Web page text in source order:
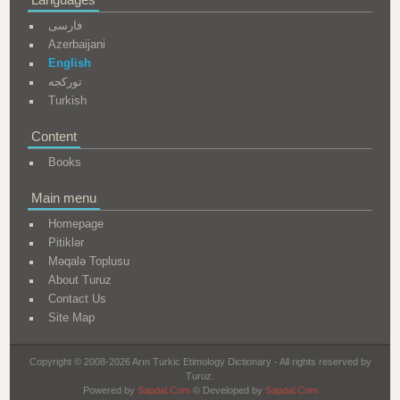
فارسی
Azerbaijani
English
تورکجه
Turkish
Content
Books
Main menu
Homepage
Pitiklər
Məqalə Toplusu
About Turuz
Contact Us
Site Map
Copyright © 2008-2026 Arın Turkic Etimology Dictionary - All rights reserved by
Turuz.
Powered by Sapdal.Com© Developed by Sapdal.Com